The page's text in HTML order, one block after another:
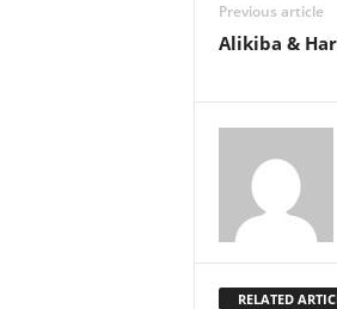
Previous article
Alikiba &
RELATED